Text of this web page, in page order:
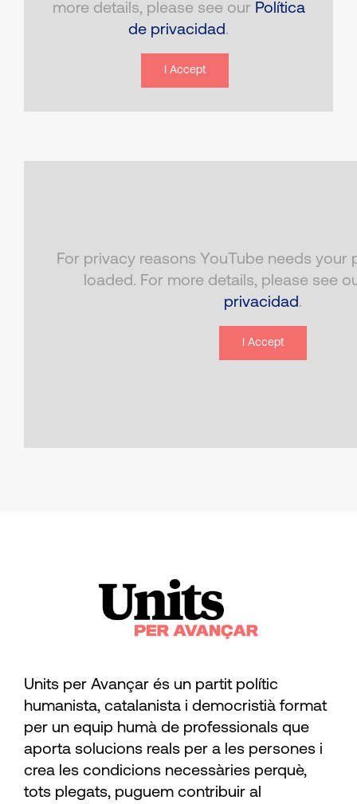
more details, please see our Política
de privacidad.
I Accept
For privacy reasons YouTube needs your
loaded. For more details, please see
privacidad.
I Accept
Units per Avançar és un partit polític
humanista, catalanista i democristià format
per un equip humà de professionals que
aporta solucions reals per a les persones i
crea les condicions necessàries perquè,
tots plegats, puguem contribuir al